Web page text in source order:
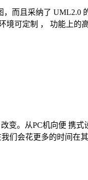
而且采纳了 UML2.0
境可定制 ， 功能上的
变。从PC机向便 携
们会花更多的时间在其